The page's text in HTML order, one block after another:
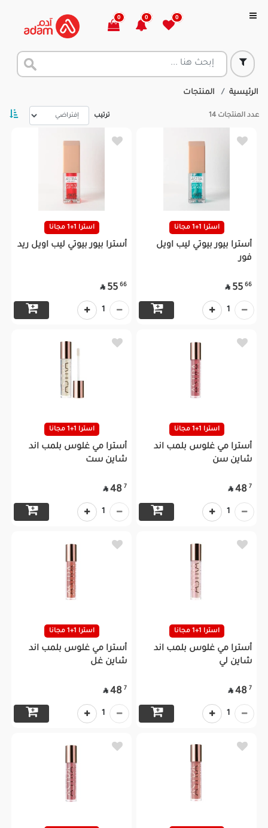
0
0
0
الرئيسية المنتجات
عدد المنتجات14 ترتيب
استرا 1+1 مجانا
أسترا بيور بيوتي ليب اويل
فور
66
55

1
استرا 1+1 مجانا
أسترا بيور بيوتي ليب اويل ريد
66
55

1
استرا 1+1 مجانا
أسترا مي غلوس بلمب اند
شاين سن
7
48

1
استرا 1+1 مجانا
أسترا مي غلوس بلمب اند
شاين ست
7
48

1
استرا 1+1 مجانا
أسترا مي غلوس بلمب اند
شاين لي
7
48

1
استرا 1+1 مجانا
أسترا مي غلوس بلمب اند
شاين غل
7
48

1